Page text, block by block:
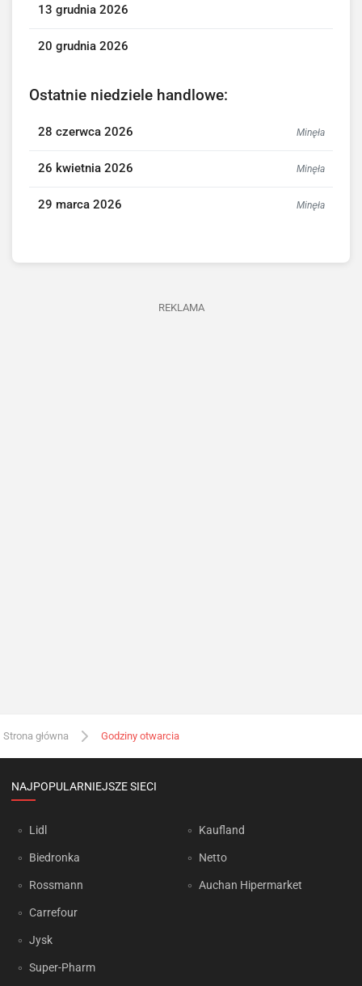
13 grudnia 2026
20 grudnia 2026
Ostatnie niedziele handlowe:
28 czerwca 2026 Minęła
26 kwietnia 2026 Minęła
29 marca 2026 Minęła
REKLAMA
Strona główna Godziny otwarcia
NAJPOPULARNIEJSZE SIECI
Lidl
Biedronka
Rossmann
Carrefour
Jysk
Super-Pharm
Kaufland
Netto
Auchan Hipermarket